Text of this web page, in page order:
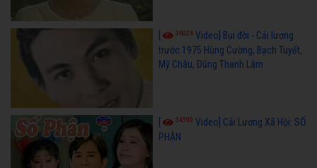
36026 Video] Bụi đời - Cải lương
trước 1975 Hùng Cường, Bạch Tuyết,
Mỹ Châu, Dũng Thanh Lâm
34590 Video] Cải Lương Xã Hội: SỐ
PHẬN